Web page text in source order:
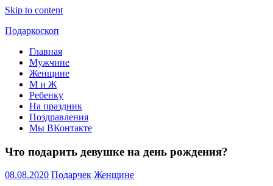
Skip to content
Подаркоскоп
Поможем
выбрать
подарить
Главная
Мужчине
Женщине
М и Ж
Ребенку
На праздник
Поздравления
Мы ВКонтакте
Что подарить девушке на день рождения?
08.08.2020 Подарчек Женщине